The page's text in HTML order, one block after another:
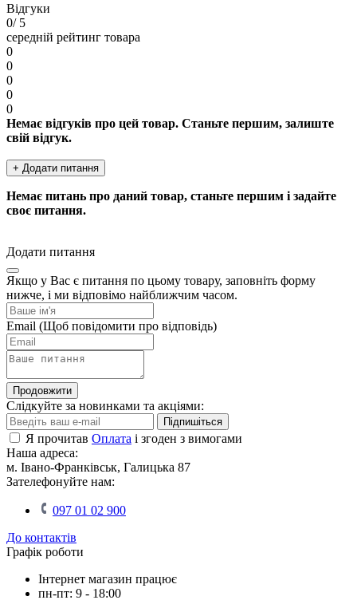
Відгуки
0/ 5
середній рейтинг товара
0
0
0
0
0
Немає відгуків про цей товар. Станьте першим, залиште
свій відгук.
+ Додати питання
Немає питань про даний товар, станьте першим і задайте
своє питання.
Додати питання
Якщо у Вас є питання по цьому товару, заповніть форму
нижче, і ми відповімо найближчим часом.
Email (Щоб повідомити про відповідь)
Продовжити
Слідкуйте за новинками та акціями:
Підпишіться
Я прочитав Оплата і згоден з вимогами
Наша адреса:
м. Івано-Франківськ, Галицька 87
Зателефонуйте нам:
097 01 02 900
До контактів
Графік роботи
Інтернет магазин працює
пн-пт: 9 - 18:00